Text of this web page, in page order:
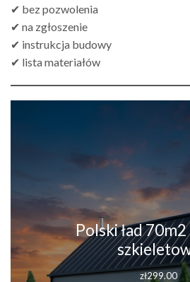
✔ bez pozwolenia
✔ na zgłoszenie
✔ instrukcja budowy
✔ lista materiałów
Polski ład
zł299.00